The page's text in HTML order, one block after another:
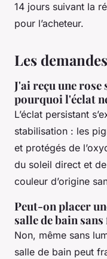
14 jours suivant la
pour l’acheteur.
Les
J'ai reçu une rose
pourquoi l'éclat
L’éclat persistant
stabilisation : les
et protégés de
du soleil direct et
couleur d’origine
Peut-on placer
salle de bain sans
Non, même sans
salle de bain peut